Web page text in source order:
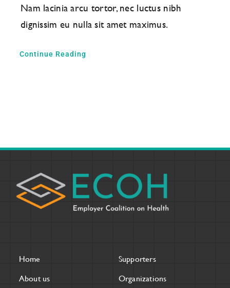
Nam lacinia arcu tortor, nec luctus nibh
dignissim eu nulla sit amet maximus.
Continue Reading
Home
About us
Supporters
Organizations